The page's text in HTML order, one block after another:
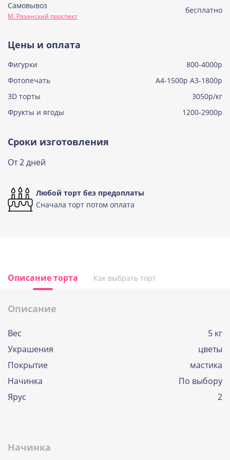
Узнать подробнее о начинке
Самовывоз
М. Рязанский проспект
бесплатно
Цены и оплата
Фигурки
800-4000р
Фотопечать
А4-1500р А3-1800р
3D торты
3050р/кг
Фрукты и ягоды
1200-2900р
Сроки изготовления
От 2 дней
Любой торт без предоплаты
Сначала торт потом оплата
Описание торта Как выбрать торт
Описание
Вес
5 кг
Украшения
цветы
Покрытие
мастика
Начинка
По выбору
Ярус
2
Начинка